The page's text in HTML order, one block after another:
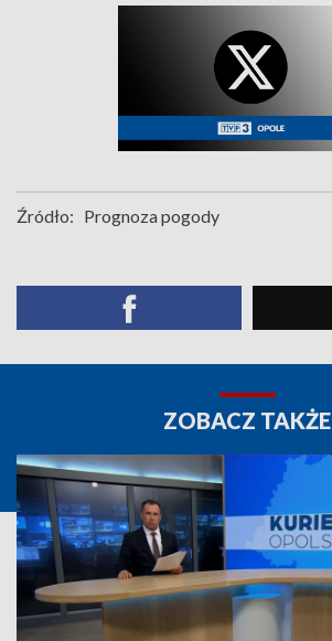
Źródło: Prognoza pogody
ZOBACZ TAKŻE